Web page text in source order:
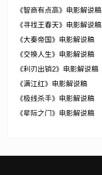
《智商有点高》电影解说稿
《寻找王春天》电影解说稿
《大秦帝国》电影解说稿
《交换人生》电影解说稿
《利刃出销2》电影解说稿
《满江红》电影解说稿
《极线杀手》电影解说稿
《星际之门》电影解说稿